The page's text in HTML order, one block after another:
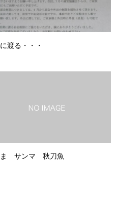
渡る・・・
ま サンマ 秋刀魚